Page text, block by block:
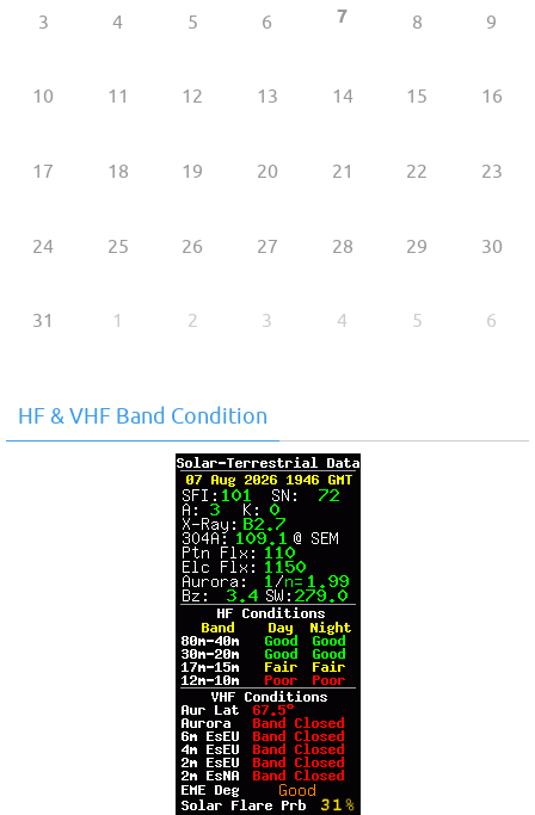
3 4 5 6 7 8 9
10 11 12 13 14 15 16
17 18 19 20 21 22 23
24 25 26 27 28 29 30
31 1 2 3 4 5 6
HF & VHF Band Condition